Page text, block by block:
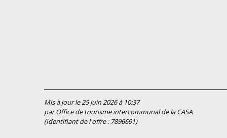
Mis à jour le 25 juin 2026 à 10:37
par Office de tourisme intercommunal de la CASA
(Identifiant de l'offre : 7896691)